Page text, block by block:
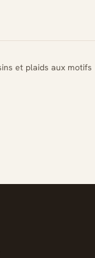
et plaids aux motifs